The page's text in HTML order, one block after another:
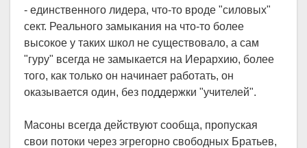
- единственного лидера, что-то вроде "силовых"
сект. Реального замыкания на что-то более
высокое у таких школ не существовало, а сам
"гуру" всегда не замыкается на Иерархию, более
того, как только он начинает работать, он
оказывается один, без поддержки "учителей".
Масоны всегда действуют сообща, пропуская
свои потоки через эгрегорно свободных Братьев,